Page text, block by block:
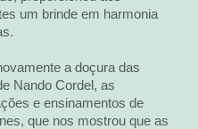
um brinde em harmonia
a doçura das
Nando Cordel, as
e ensinamentos de
que nos mostrou que as